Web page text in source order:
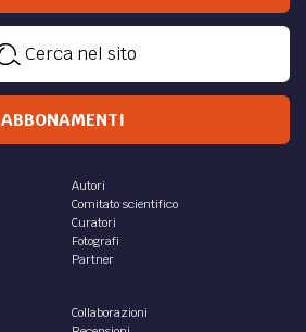
Cerca nel sito
ABBONAMENTI
Autori
Comitato scientifico
Curatori
Fotografi
Partner
Collaborazioni